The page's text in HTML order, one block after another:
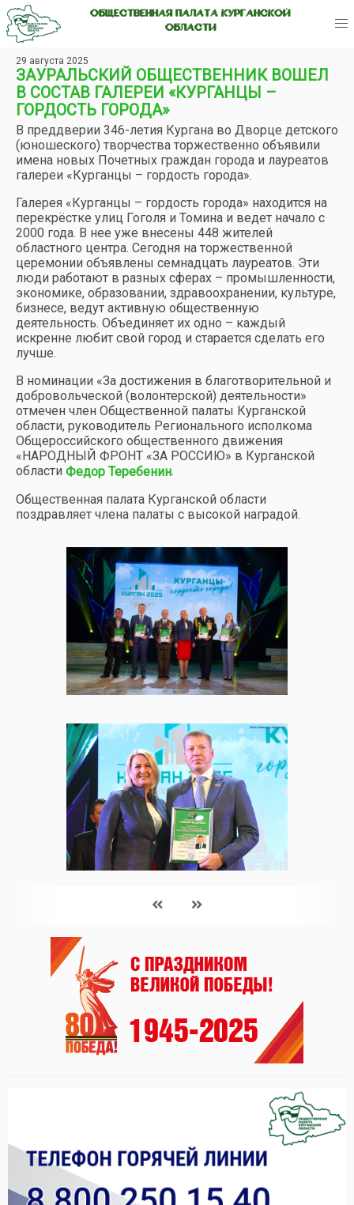
ОБЩЕСТВЕННАЯ ПАЛАТА КУРГАНСКОЙ
ОБЛАСТИ
29 августа 2025
ЗАУРАЛЬСКИЙ ОБЩЕСТВЕННИК ВОШЕЛ
В СОСТАВ ГАЛЕРЕИ «КУРГАНЦЫ –
ГОРДОСТЬ ГОРОДА»
В преддверии 346-летия Кургана во Дворце детского
(юношеского) творчества торжественно объявили
имена новых Почетных граждан города и лауреатов
галереи «Курганцы – гордость города».
Галерея «Курганцы – гордость города» находится на
перекрёстке улиц Гоголя и Томина и ведет начало с
2000 года. В нее уже внесены 448 жителей
областного центра. Сегодня на торжественной
церемонии объявлены семнадцать лауреатов. Эти
люди работают в разных сферах – промышленности,
экономике, образовании, здравоохранении, культуре,
бизнесе, ведут активную общественную
деятельность. Объединяет их одно – каждый
искренне любит свой город и старается сделать его
лучше.
В номинации «За достижения в благотворительной и
добровольческой (волонтерской) деятельности»
отмечен член Общественной палаты Курганской
области, руководитель Регионального исполкома
Общероссийского общественного движения
«НАРОДНЫЙ ФРОНТ «ЗА РОССИЮ» в Курганской
области Федор Теребенин.
Общественная палата Курганской области
поздравляет члена палаты с высокой наградой.